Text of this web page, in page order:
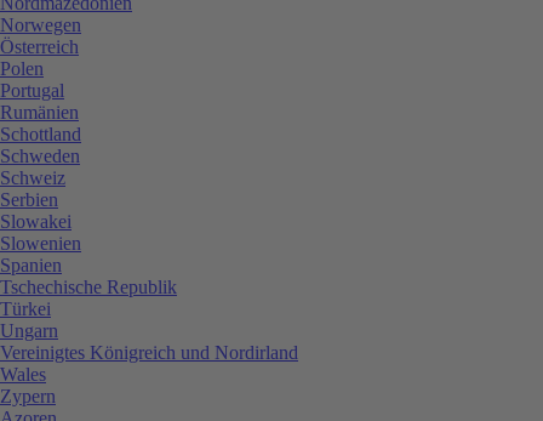
Norwegen
Österreich
Polen
Portugal
Rumänien
Schottland
Schweden
Schweiz
Serbien
Slowakei
Slowenien
Spanien
Tschechische Republik
Türkei
Ungarn
Vereinigtes Königreich und Nordirland
Wales
Zypern